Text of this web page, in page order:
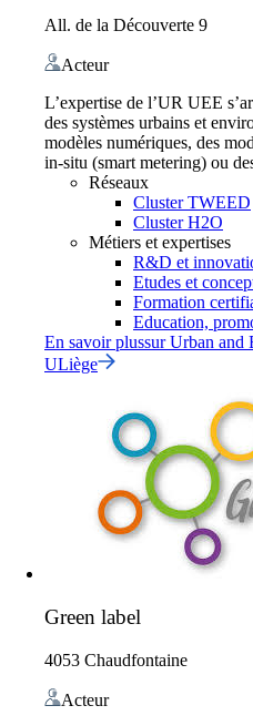
All. de la Découverte 9
Acteur
L’expertise de l’UR UEE
des systèmes urbains et
modèles numériques, des
in-situ (smart metering) ou
Réseaux
Cluster TWEED
Cluster H2O
Métiers et expertises
R&D et
Etudes et
Formation
Education,
En savoir plussurUrban and
ULiège
Green label
4053 Chaudfontaine
Acteur